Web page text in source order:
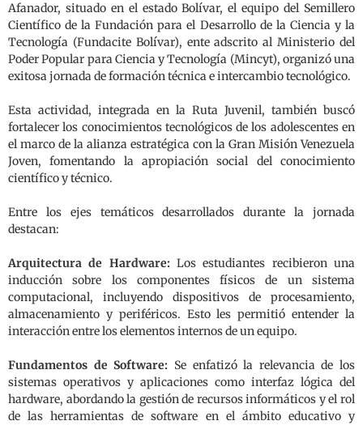
Afanador, situado en el estado Bolívar, el equipo del Semillero
Científico de la Fundación para el Desarrollo de la Ciencia y la
Tecnología (Fundacite Bolívar), ente adscrito al Ministerio del
Poder Popular para Ciencia y Tecnología (Mincyt), organizó una
exitosa jornada de formación técnica e intercambio tecnológico.
Esta actividad, integrada en la Ruta Juvenil, también buscó
fortalecer los conocimientos tecnológicos de los adolescentes en
el marco de la alianza estratégica con la Gran Misión Venezuela
Joven, fomentando la apropiación social del conocimiento
científico y técnico.
Entre los ejes temáticos desarrollados durante la jornada
destacan:
Arquitectura de Hardware: Los estudiantes recibieron una
inducción sobre los componentes físicos de un sistema
computacional, incluyendo dispositivos de procesamiento,
almacenamiento y periféricos. Esto les permitió entender la
interacción entre los elementos internos de un equipo.
Fundamentos de Software: Se enfatizó la relevancia de los
sistemas operativos y aplicaciones como interfaz lógica del
hardware, abordando la gestión de recursos informáticos y el rol
de las herramientas de software en el ámbito educativo y